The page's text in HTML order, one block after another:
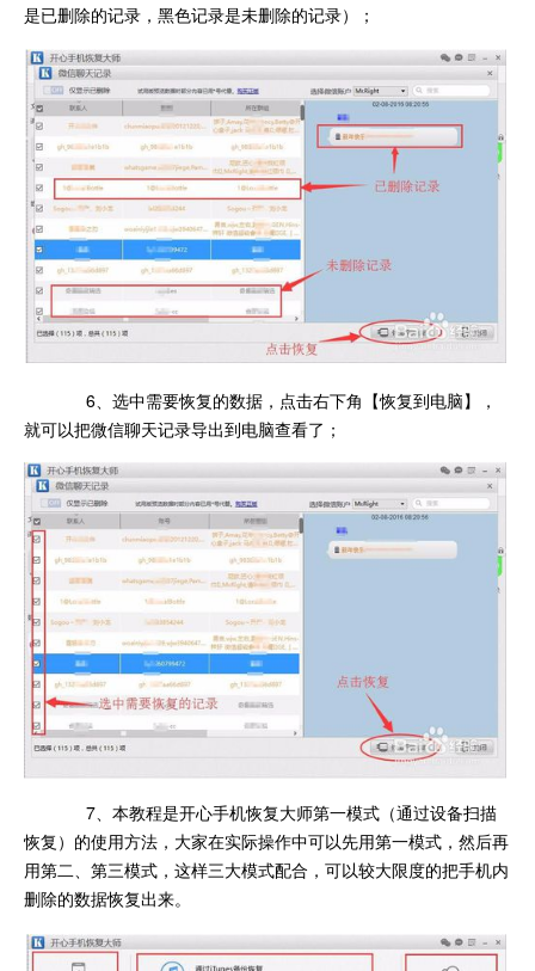
是已删除的记录，黑色记录是未删除的记录）；
6、选中需要恢复的数据，点击右下角【恢复到电脑】，
就可以把微信聊天记录导出到电脑查看了；
7、本教程是开心手机恢复大师第一模式（通过设备扫描
恢复）的使用方法，大家在实际操作中可以先用第一模式，然后再
用第二、第三模式，这样三大模式配合，可以较大限度的把手机内
删除的数据恢复出来。